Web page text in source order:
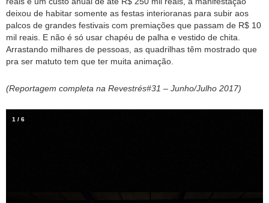
deixou de habitar somente as festas interioranas para subir aos
palcos de grandes festivais com premiações que passam de R$ 10
mil reais. E não é só usar chapéu de palha e vestido de chita.
Arrastando milhares de pessoas, as quadrilhas têm mostrado que
pra ser matuto tem que ter muita animação.
(Reportagem completa na Revestrés#31 – Junho/Julho 2017)
1 / 6